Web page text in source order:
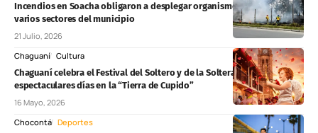
Incendios en Soacha obligaron a desplegar organismos de socorro en
varios sectores del municipio
21 Julio, 2026
Chaguaní Cultura
Chaguaní celebra el Festival del Soltero y de la Soltera: tres
espectaculares días en la “Tierra de Cupido”
16 Mayo, 2026
Chocontá Deportes